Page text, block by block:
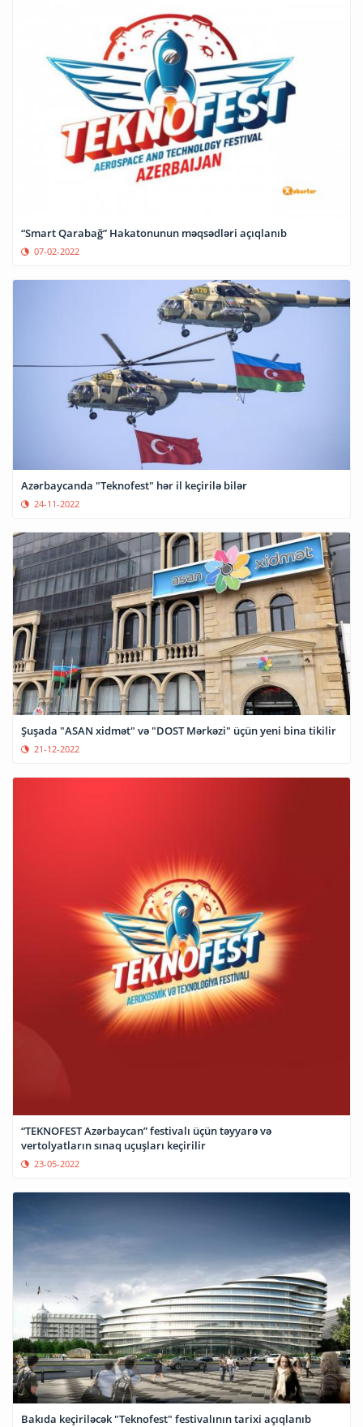
“Smart Qarabağ” Hakatonunun məqsədləri açıqlanıb
07-02-2022
Azərbaycanda "Teknofest" hər il keçirilə bilər
24-11-2022
Şuşada "ASAN xidmət" və "DOST Mərkəzi" üçün yeni bina tikilir
21-12-2022
“TEKNOFEST Azərbaycan” festivalı üçün təyyarə və
23-05-2022
Bakıda keçiriləcək "Teknofest" festivalının tarixi açıqlanıb